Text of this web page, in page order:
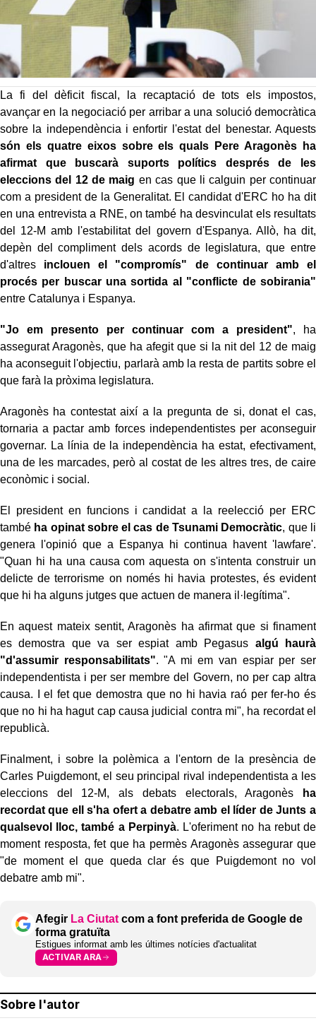
La fi del dèficit fiscal, la recaptació de tots els impostos,
avançar en la negociació per arribar a una solució democràtica
sobre la independència i enfortir l'estat del benestar. Aquests
són els quatre eixos sobre els quals Pere Aragonès ha
afirmat que buscarà suports polítics després de les
eleccions del 12 de maig en cas que li calguin per continuar
com a president de la Generalitat. El candidat d'ERC ho ha dit
en una entrevista a RNE, on també ha desvinculat els resultats
del 12-M amb l'estabilitat del govern d'Espanya. Allò, ha dit,
depèn del compliment dels acords de legislatura, que entre
d'altres inclouen el "compromís" de continuar amb el
procés per buscar una sortida al "conflicte de sobirania"
entre Catalunya i Espanya.
"Jo em presento per continuar com a president", ha
assegurat Aragonès, que ha afegit que si la nit del 12 de maig
ha aconseguit l'objectiu, parlarà amb la resta de partits sobre el
que farà la pròxima legislatura.
Aragonès ha contestat així a la pregunta de si, donat el cas,
tornaria a pactar amb forces independentistes per aconseguir
governar. La línia de la independència ha estat, efectivament,
una de les marcades, però al costat de les altres tres, de caire
econòmic i social.
El president en funcions i candidat a la reelecció per ERC
també ha opinat sobre el cas de Tsunami Democràtic, que li
genera l'opinió que a Espanya hi continua havent 'lawfare'.
"Quan hi ha una causa com aquesta on s'intenta construir un
delicte de terrorisme on només hi havia protestes, és evident
que hi ha alguns jutges que actuen de manera il·legítima".
En aquest mateix sentit, Aragonès ha afirmat que si finament
es demostra que va ser espiat amb Pegasus algú haurà
"d'assumir responsabilitats". "A mi em van espiar per ser
independentista i per ser membre del Govern, no per cap altra
causa. I el fet que demostra que no hi havia raó per fer-ho és
que no hi ha hagut cap causa judicial contra mi", ha recordat el
republicà.
Finalment, i sobre la polèmica a l'entorn de la presència de
Carles Puigdemont, el seu principal rival independentista a les
eleccions del 12-M, als debats electorals, Aragonès
ha
recordat que ell s'ha ofert a debatre amb el líder de Junts a
qualsevol lloc, també a Perpinyà. L'oferiment no ha rebut de
moment resposta, fet que ha permès Aragonès assegurar que
"de moment el que queda clar és que Puigdemont no vol
debatre amb mi".
Afegir La Ciutat com a font preferida de Google de
forma gratuïta
Estigues informat amb les últimes notícies d'actualitat
ACTIVAR ARA
Sobre l'autor